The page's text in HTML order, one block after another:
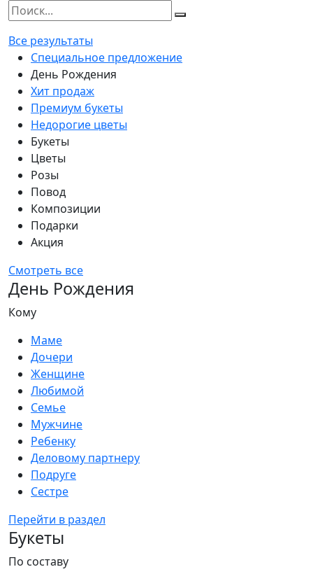
Все результаты
Специальное предложение
День Рождения
Хит продаж
Премиум букеты
Недорогие цветы
Букеты
Цветы
Розы
Повод
Композиции
Подарки
Акция
Смотреть все
День Рождения
Кому
Маме
Дочери
Женщине
Любимой
Семье
Мужчине
Ребенку
Деловому партнеру
Подруге
Сестре
Перейти в раздел
Букеты
По составу